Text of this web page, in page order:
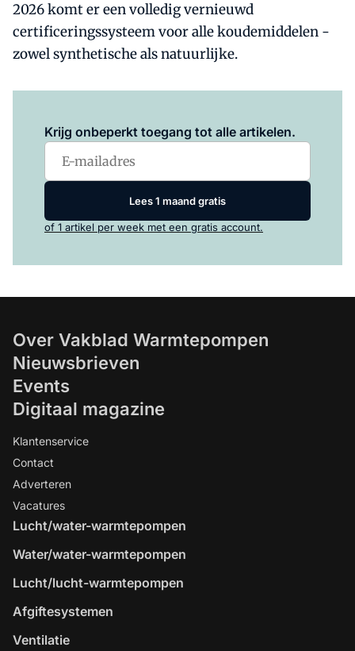
2026 komt er een volledig vernieuwd
certificeringssysteem voor alle koudemiddelen -
zowel synthetische als natuurlijke.
Krijg onbeperkt toegang tot alle artikelen.
Lees 1 maand gratis
of 1 artikel per week met een gratis account.
Over Vakblad Warmtepompen
Nieuwsbrieven
Events
Digitaal magazine
Klantenservice
Contact
Adverteren
Vacatures
Lucht/water-warmtepompen
Water/water-warmtepompen
Lucht/lucht-warmtepompen
Afgiftesystemen
Ventilatie